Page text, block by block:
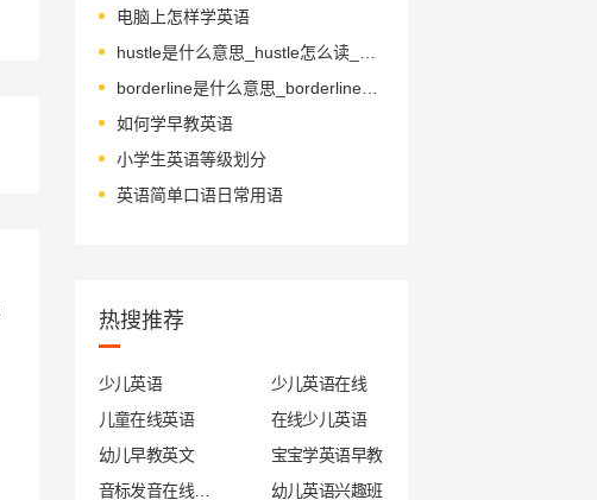
电脑上怎样学英语
borderline是什么意思_borderline怎么读_音标'bɔ-dəlaɪn
如何学早教英语
小学生英语等级划分
英语简单口语日常用语
热搜推荐
少儿英语
少儿英语在线
儿童在线英语
在线少儿英语
幼儿早教英文
宝宝学英语早教
幼儿英语兴趣班